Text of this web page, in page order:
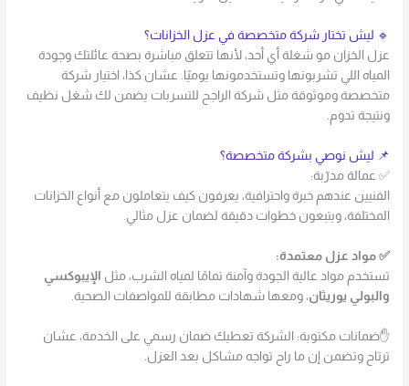
🔹 ليش تختار شركة متخصصة في عزل الخزانات؟
عزل الخزان مو شغلة أي أحد، لأنها تتعلق مباشرة بصحة عائلتك وجودة
المياه اللي تشربونها وتستخدمونها يوميًا. عشان كذا، اختيار شركة
متخصصة وموثوقة مثل شركة الراجح للتسربات يضمن لك شغل نظيف
ونتيجة تدوم.
📌 ليش نوصي بشركة متخصصة؟
✅ عمالة مدرّبة:
الفنيين عندهم خبرة واحترافية، يعرفون كيف يتعاملون مع أنواع الخزانات
المختلفة، ويتبعون خطوات دقيقة لضمان عزل مثالي.
✅ مواد عزل معتمدة:
تستخدم مواد عالية الجودة وآمنة تمامًا لمياه الشرب، مثل الإيبوكسي
والبولي يوريثان، ومعها شهادات مطابقة للمواصفات الصحية.
✋ضمانات مكتوبة: الشركة تعطيك ضمان رسمي على الخدمة، عشان
ترتاح وتضمن إن ما راح تواجه مشاكل بعد العزل.